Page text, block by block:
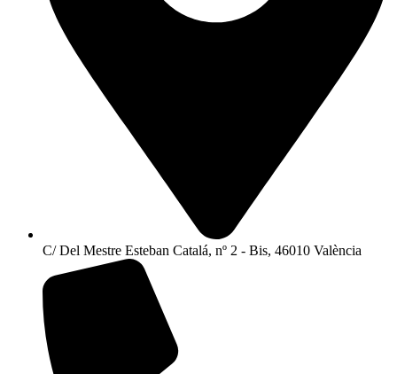
C/ Del Mestre Esteban Catalá, nº 2 - Bis, 46010 València